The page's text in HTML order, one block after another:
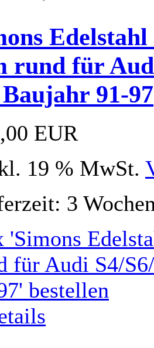
rund für
91-97
EUR
19 % MwSt.
3